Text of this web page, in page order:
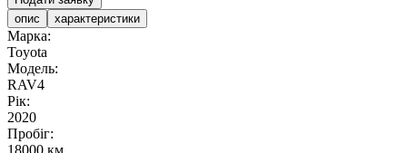
опис
характеристики
Марка:
Toyota
Модель:
RAV4
Рік:
2020
Пробіг:
18000 км